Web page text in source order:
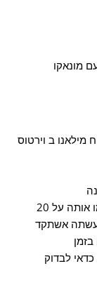
מונאקו
ב וירטוס
לדעתי אפשר לדבר אפילו על 8 ניצחונות שישימו אותה על 20
עשתה אשתקד
עונתי כדאי לבדוק